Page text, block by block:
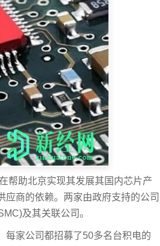
帮助北京实现其发展其国内芯片产
商的依赖。两家由政府支持的公司
及其关联公司。
每家公司都招募了50多名台积电的